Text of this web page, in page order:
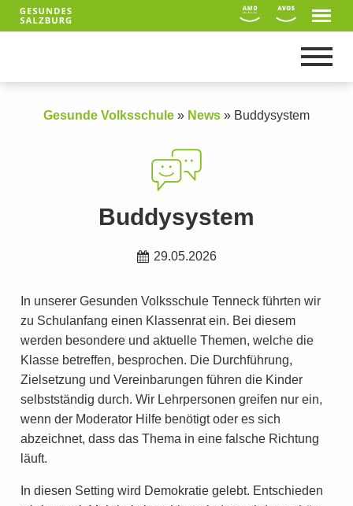
Suche
Gesunde Volksschule » News » Buddysystem
Buddysystem
29.05.2026
In unserer Gesunden Volksschule Tenneck führten wir
zu Schulanfang einen Klassenrat ein. Bei diesem
werden besondere und aktuelle Themen, welche die
Klasse betreffen, besprochen. Die Durchführung,
Zielsetzung und Vereinbarungen führen die Kinder
selbstständig durch. Wir Lehrpersonen greifen nur ein,
wenn der Moderator Hilfe benötigt oder es sich
abzeichnet, dass das Thema in eine falsche Richtung
läuft.
In diesen Setting wird Demokratie gelebt. Entschieden